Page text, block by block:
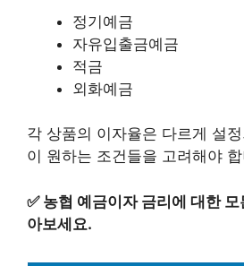
정기예금
자유입출금예금
적금
외화예금
각 상품의 이자율은 다르게 설
이 원하는 조건들을 고려해야
✅ 농협 예금이자 금리에 대한
아보세요.